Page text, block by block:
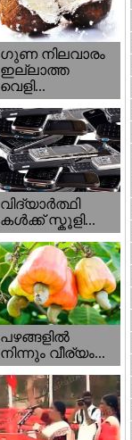
ഗുണ നിലവാരം
ഇല്ലാത്ത
വെളി...
വിദ്യാർത്ഥി
കൾക്ക് സ്കൂളി...
പഴങ്ങളില്‍
നിന്നും വീര്യം...